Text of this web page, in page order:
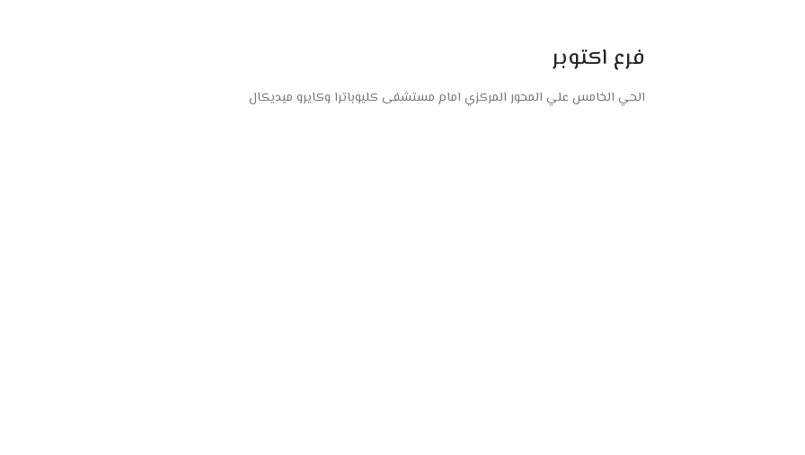
فرع اكتوبر
الحي الخامس علي المحور المركزي امام مستشفى كليوباترا وكايرو ميديكال